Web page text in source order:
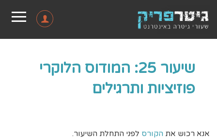
שיעור 25: המודוס הלוקרי
פוזיציות ותרגילים
אנא רכוש את הקורס לפני התחלת השיעור.